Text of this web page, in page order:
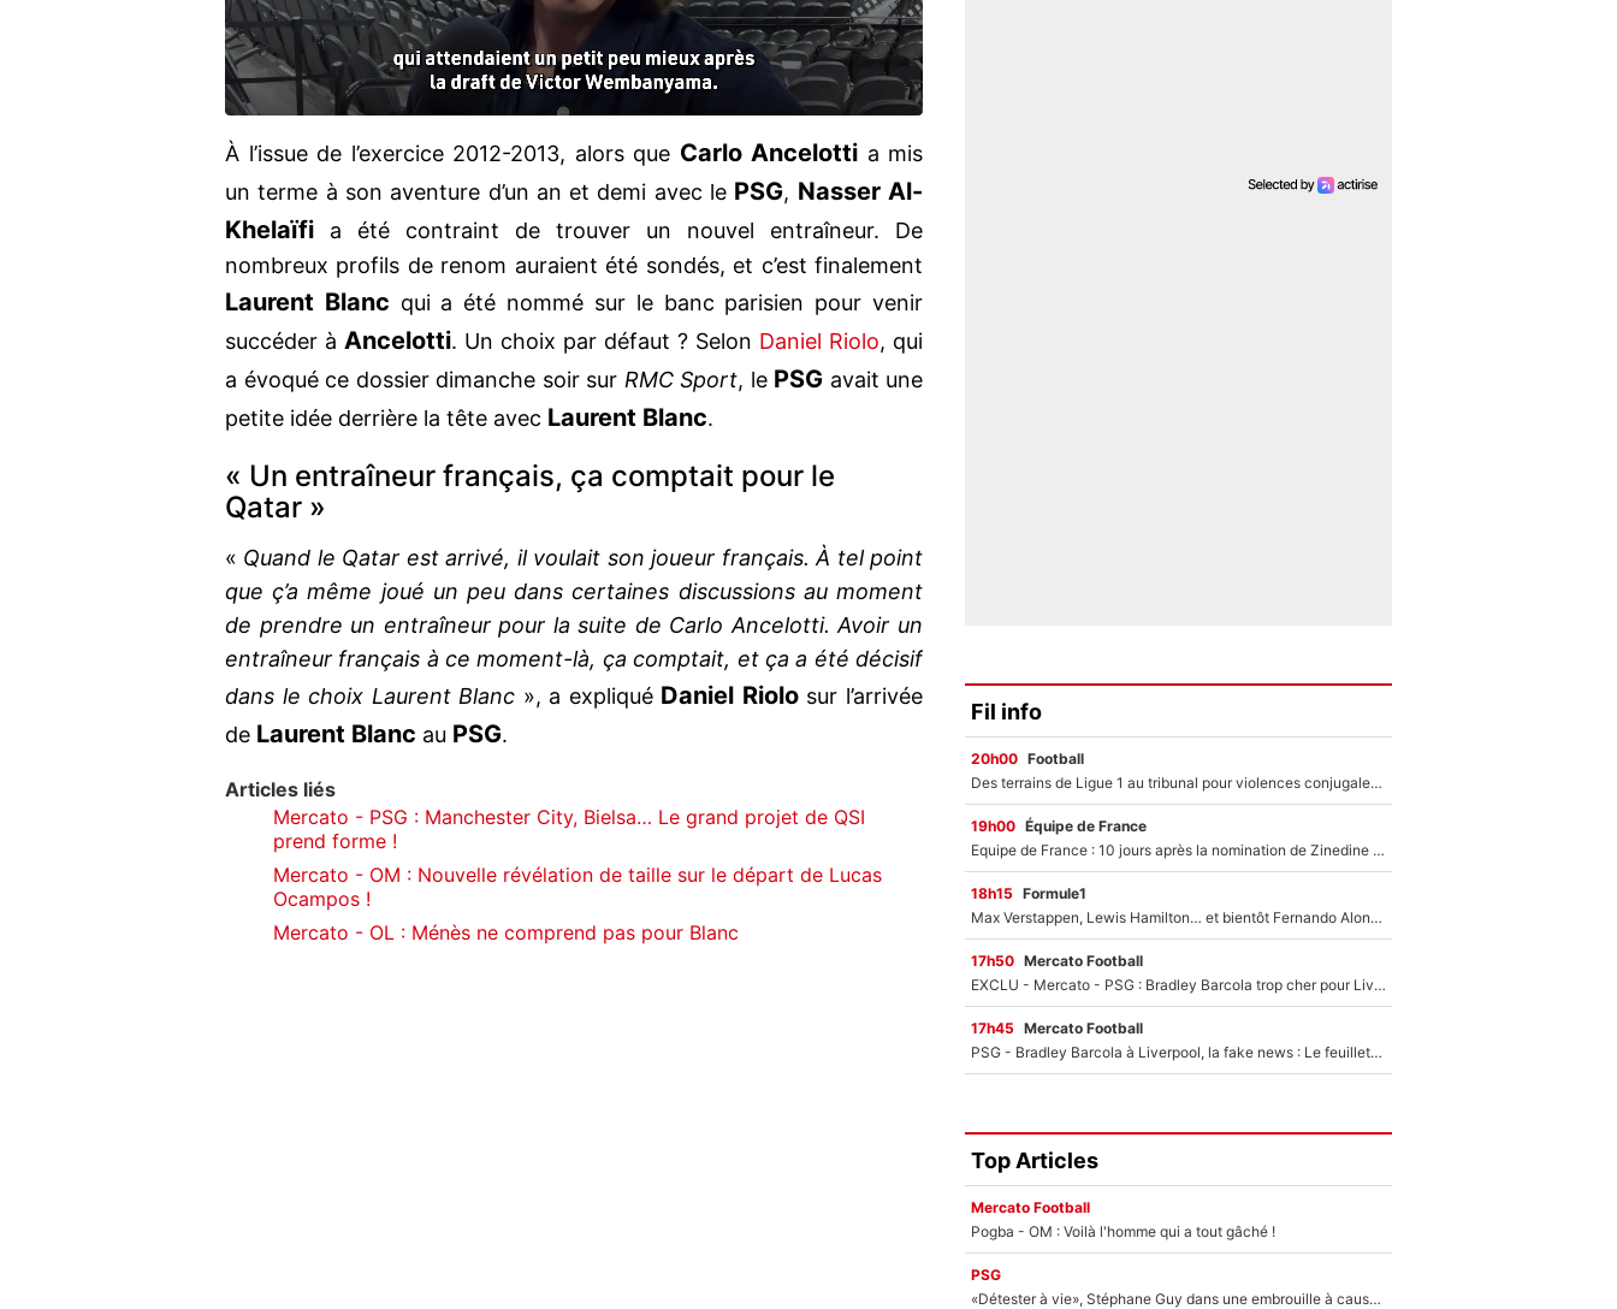
À l’issue de l’exercice 2012-2013, alors que Carlo Ancelotti a mis
un terme à son aventure d’un an et demi avec le PSG, Nasser Al-
Khelaïfi a été contraint de trouver un nouvel entraîneur. De
nombreux profils de renom auraient été sondés, et c’est finalement
Laurent Blanc qui a été nommé sur le banc parisien pour venir
succéder à Ancelotti. Un choix par défaut ? Selon Daniel Riolo, qui
a évoqué ce dossier dimanche soir sur RMC Sport, le PSG avait une
petite idée derrière la tête avec Laurent Blanc.
« Un entraîneur français, ça comptait pour le
Qatar »
« Quand le Qatar est arrivé, il voulait son joueur français. À tel point
que ç’a même joué un peu dans certaines discussions au moment
de prendre un entraîneur pour la suite de Carlo Ancelotti. Avoir un
entraîneur français à ce moment-là, ça comptait, et ça a été décisif
dans le choix Laurent Blanc », a expliqué Daniel Riolosur l’arrivée
de Laurent Blanc au PSG.
Articles liés
Mercato - PSG : Manchester City, Bielsa… Le grand projet de QSI
prend forme !
Mercato - OM : Nouvelle révélation de taille sur le départ de Lucas
Ocampos !
Mercato - OL : Ménès ne comprend pas pour Blanc
Fil info
20h00 Football
Des terrains de Ligue 1 au tribunal pour violences conjugales : Un arbitre français encourt une peine de 18 mois de prison !
19h00 Équipe de France
Equipe de France : 10 jours après la nomination de Zinedine Zidane, c'est au tour de son fils de prendre un nouveau départ !
18h15 Formule1
Max Verstappen, Lewis Hamilton… et bientôt Fernando Alonso ? Le classement des pilotes les mieux payés en Formule 1 risque de changer !
17h50 Mercato Football
EXCLU - Mercato - PSG : Bradley Barcola trop cher pour Liverpool
17h45 Mercato Football
PSG - Bradley Barcola à Liverpool, la fake news : Le feuilleton continue !
Top Articles
Mercato Football
Pogba - OM : Voilà l'homme qui a tout gâché !
PSG
«Détester à vie», Stéphane Guy dans une embrouille à cause du PSG !